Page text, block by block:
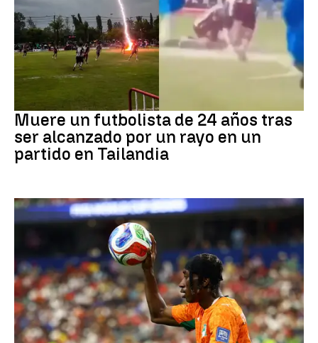
Muere un futbolista de 24 años tras
ser alcanzado por un rayo en un
partido en Tailandia